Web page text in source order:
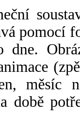
pomocí
měsíc
době